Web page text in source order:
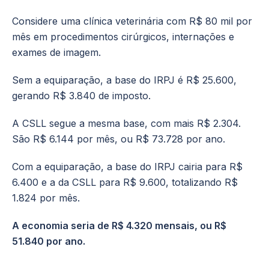
Considere uma clínica veterinária com R$ 80 mil por
mês em procedimentos cirúrgicos, internações e
exames de imagem.
Sem a equiparação, a base do IRPJ é R$ 25.600,
gerando R$ 3.840 de imposto.
A CSLL segue a mesma base, com mais R$ 2.304.
São R$ 6.144 por mês, ou R$ 73.728 por ano.
Com a equiparação, a base do IRPJ cairia para R$
6.400 e a da CSLL para R$ 9.600, totalizando R$
1.824 por mês.
A economia seria de R$ 4.320 mensais, ou R$
51.840 por ano.